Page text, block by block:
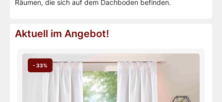
Räumen, die sich auf dem Dachboden befinden.
Aktuell im Angebot!
- 33%